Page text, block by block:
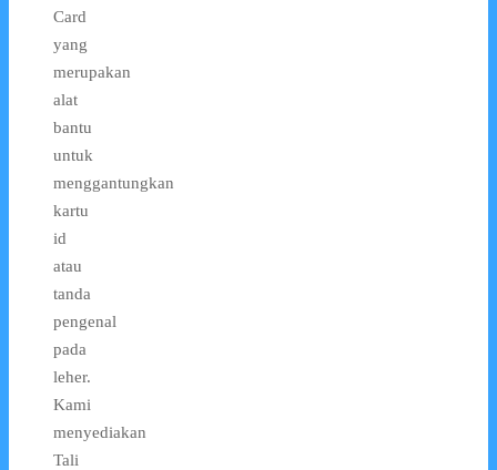
Card
yang
merupakan
alat
bantu
untuk
menggantungkan
kartu
id
atau
tanda
pengenal
pada
leher.
Kami
menyediakan
Tali